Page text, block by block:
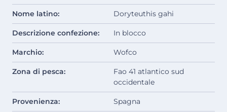
Nome latino: Doryteuthis gahi
Descrizione confezione: In blocco
Marchio: Wofco
Zona di pesca:
Fao 41 atlantico sud
occidentale
Provenienza: Spagna